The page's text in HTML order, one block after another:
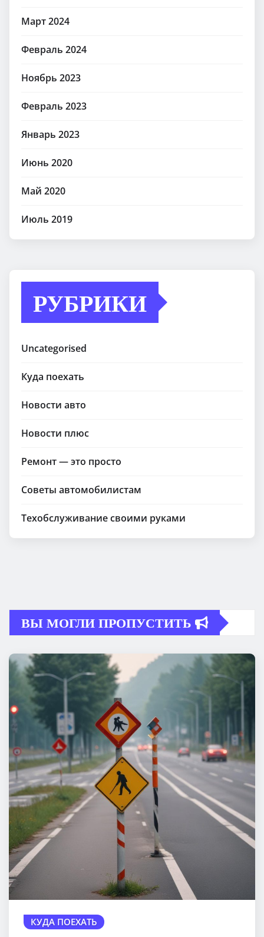
Март 2024
Февраль 2024
Ноябрь 2023
Февраль 2023
Январь 2023
Июнь 2020
Май 2020
Июль 2019
РУБРИКИ
Uncategorised
Куда поехать
Новости авто
Новости плюс
Ремонт — это просто
Советы автомобилистам
Техобслуживание своими руками
ВЫ МОГЛИ ПРОПУСТИТЬ
КУДА ПОЕХАТЬ